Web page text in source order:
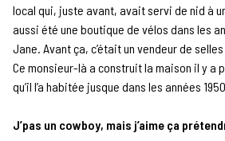
local qui, juste avant, avait servi de nid à
aussi été une boutique de vélos dans les
Jane. Avant ça, c’était un vendeur de
Ce monsieur-là a construit la maison il y a
qu’il l’a habitée jusque dans les années
J’pas un cowboy, mais j’aime ça